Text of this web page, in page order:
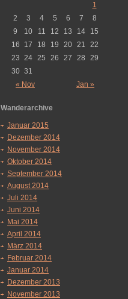
« Nov Jan »
1
2
3 4 5 6 7
8
9
10 11 12 13 14
15
16
17 18 19 20 21
22
23 24 25 26 27 28
29
30 31
Wanderarchive
Januar 2015
Dezember 2014
November 2014
Oktober 2014
September 2014
August 2014
Juli 2014
Juni 2014
Mai 2014
April 2014
März 2014
Februar 2014
Januar 2014
Dezember 2013
November 2013